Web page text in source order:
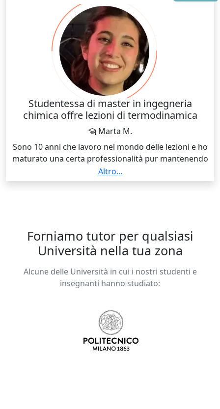
di potenza e, infine, come design engineer di Power
Transistor.
Studentessa di master in ingegneria
chimica offre lezioni di termodinamica
Marta M.
Sono 10 anni che lavoro nel mondo delle lezioni e ho
maturato una certa professionalità pur mantenendo
la semplicità nelle spiegazioni e nell’approccio con lo
studente.
Altro...
Forniamo tutor per qualsiasi
Università nella tua zona
Alcune delle Università in cui i nostri studenti e
insegnanti hanno studiato: